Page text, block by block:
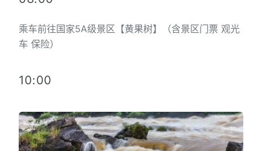
乘车前往国家5A级景区【黄果树】（含景区门票 观光
车 保险）
10:00